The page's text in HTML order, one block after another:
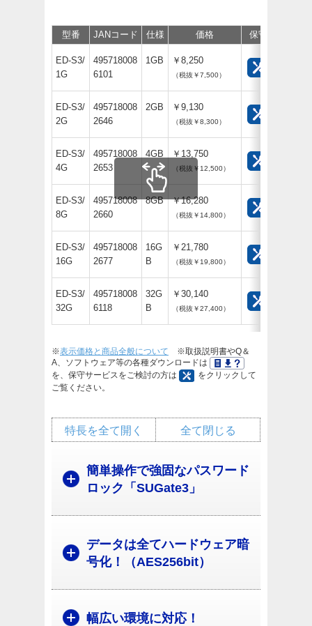
型番 JANコード 仕様 価格 保守
ED-S3/
1G
495718008
6101
1GB ￥8,250
（税抜￥7,500）
ED-S3/
2G
495718008
2646
2GB ￥9,130
（税抜￥8,300）
ED-S3/
4G
495718008
2653
4GB ￥13,750
（税抜￥12,500）
ED-S3/
8G
495718008
2660
8GB ￥16,280
（税抜￥14,800）
ED-S3/
16G
495718008
2677
16G
B
￥21,780
（税抜￥19,800）
ED-S3/
32G
495718008
6118
32G
B
￥30,140
（税抜￥27,400）
※表示価格と商品全般について ※取扱説明書やQ＆
A、ソフトウェア等の各種ダウンロードは
を、保守サービスをご検討の方は
をクリックして
ご覧ください。
全て閉じる
特長を全て開く
簡単操作で強固なパスワード
ロック「SUGate3」
データは全てハードウェア暗
号化！（AES256bit）
幅広い環境に対応！